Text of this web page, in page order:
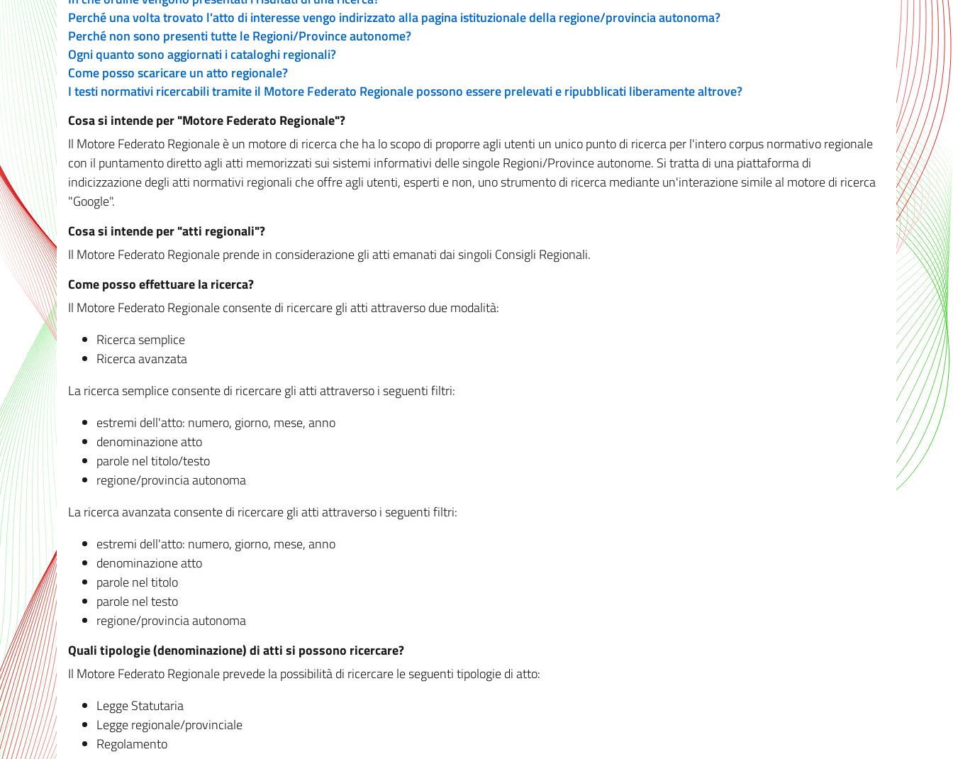
Perché una volta trovato l'atto di interesse vengo indirizzato alla pagina istituzionale della regione/provincia autonoma?
Perché non sono presenti tutte le Regioni/Province autonome?
Ogni quanto sono aggiornati i cataloghi regionali?
Come posso scaricare un atto regionale?
I testi normativi ricercabili tramite il Motore Federato Regionale possono essere prelevati e ripubblicati liberamente altrove?
Cosa si intende per "Motore Federato Regionale"?
Il Motore Federato Regionale è un motore di ricerca che ha lo scopo di proporre agli utenti un unico punto di ricerca per l'intero corpus normativo regionale
con il puntamento diretto agli atti memorizzati sui sistemi informativi delle singole Regioni/Province autonome. Si tratta di una piattaforma di
indicizzazione degli atti normativi regionali che offre agli utenti, esperti e non, uno strumento di ricerca mediante un'interazione simile al motore di ricerca
"Google".
Cosa si intende per "atti regionali"?
Il Motore Federato Regionale prende in considerazione gli atti emanati dai singoli Consigli Regionali.
Come posso effettuare la ricerca?
Il Motore Federato Regionale consente di ricercare gli atti attraverso due modalità:
Ricerca semplice
Ricerca avanzata
La ricerca semplice consente di ricercare gli atti attraverso i seguenti filtri:
estremi dell'atto: numero, giorno, mese, anno
denominazione atto
parole nel titolo/testo
regione/provincia autonoma
La ricerca avanzata consente di ricercare gli atti attraverso i seguenti filtri:
estremi dell'atto: numero, giorno, mese, anno
denominazione atto
parole nel titolo
parole nel testo
regione/provincia autonoma
Quali tipologie (denominazione) di atti si possono ricercare?
Il Motore Federato Regionale prevede la possibilità di ricercare le seguenti tipologie di atto:
Legge Statutaria
Legge regionale/provinciale
Regolamento